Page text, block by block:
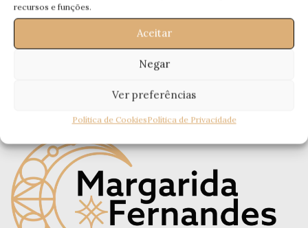
recursos e funções.
Aceitar
Negar
Ver preferências
Política de CookiesPolítica de Privacidade
Ritual da Lua Minguante em Touro de 8 de Julho 2026 — O
CONTINUA A LER